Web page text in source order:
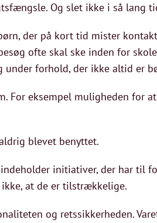
Og slet ikke i så lang
der på kort tid mister
ofte skal ske inden for
forhold, der ikke altid er
For eksempel muligheden for
blevet benyttet.
initiativer, der har til
at de er tilstrækkelige.
og retssikkerheden.